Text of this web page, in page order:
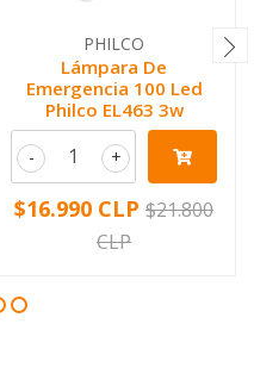
PHILCO
Lámpara De
Emergencia 100 Led
Philco EL463 3w
+
-
$16.990 CLP $21.800
CLP